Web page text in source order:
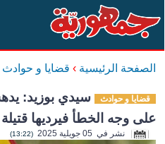
الصفحة الرئيسية › قضايا و حوادث
قضايا و حوادث
على وجه الخطأ فيرديها قتيلة
نشر في 05 جويلية 2025 (13:22)